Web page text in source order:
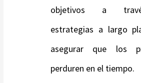
objetivos a
estrategias a largo
asegurar que los
perduren en el tiempo.